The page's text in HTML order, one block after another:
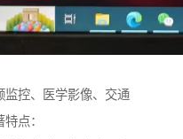
监控、医学影像、交通
点：